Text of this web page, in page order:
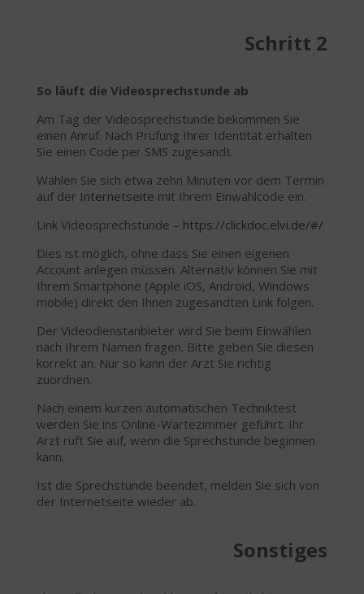
Schritt 2
So läuft die Videosprechstunde ab
Am Tag der Videosprechstunde bekommen Sie
einen Anruf. Nach Prüfung Ihrer Identität erhalten
Sie einen Code per SMS zugesandt.
Wählen Sie sich etwa zehn Minuten vor dem Termin
auf der Internetseite mit Ihrem Einwahlcode ein.
Link Videosprechstunde – https://clickdoc.elvi.de/#/
Dies ist möglich, ohne dass Sie einen eigenen
Account anlegen müssen. Alternativ können Sie mit
Ihrem Smartphone (Apple iOS, Android, Windows
mobile) direkt den Ihnen zugesandten Link folgen.
Der Videodienstanbieter wird Sie beim Einwählen
nach Ihrem Namen fragen. Bitte geben Sie diesen
korrekt an. Nur so kann der Arzt Sie richtig
zuordnen.
Nach einem kurzen automatischen Techniktest
werden Sie ins Online-Wartezimmer geführt. Ihr
Arzt ruft Sie auf, wenn die Sprechstunde beginnen
kann.
Ist die Sprechstunde beendet, melden Sie sich von
der Internetseite wieder ab.
Sonstiges